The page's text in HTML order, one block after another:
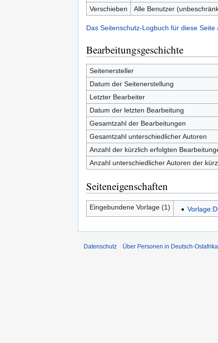
Verschieben
Alle Benutzer
Das Seitenschutz-Logbuch für diese Seite
Bearbeitungsgeschichte
Seitenersteller
Datum der Seitenerstellung
Letzter Bearbeiter
Datum der letzten Bearbeitung
Gesamtzahl der Bearbeitungen
Gesamtzahl unterschiedlicher Autoren
Anzahl der kürzlich erfolgten
Anzahl unterschiedlicher Autoren der
Seiteneigenschaften
Eingebundene Vorlage (1)
Datenschutz Über Personen in Deutsch-Ostafrika